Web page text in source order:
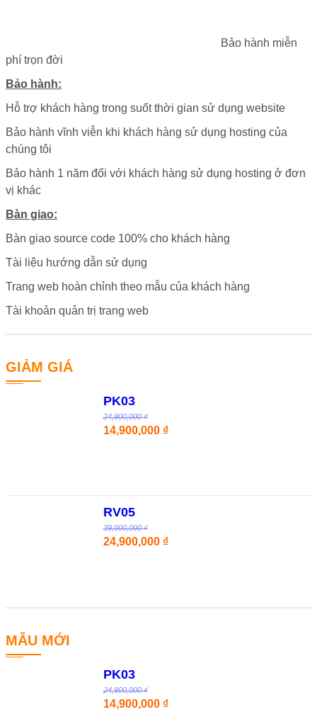
Bảo hành miễn
phí trọn đời
Bảo hành:
Hỗ trợ khách hàng trong suốt thời gian sử dụng website
Bảo hành vĩnh viễn khi khách hàng sử dụng hosting của
chúng tôi
Bảo hành 1 năm đối với khách hàng sử dụng hosting ở đơn
vị khác
Bàn giao:
Bàn giao source code 100% cho khách hàng
Tài liệu hướng dẫn sử dụng
Trang web hoàn chỉnh theo mẫu của khách hàng
Tài khoản quản trị trang web
GIẢM GIÁ
PK03
24,900,000 ₫
14,900,000 ₫
RV05
39,000,000 ₫
24,900,000 ₫
MẪU MỚI
PK03
24,900,000 ₫
14,900,000 ₫